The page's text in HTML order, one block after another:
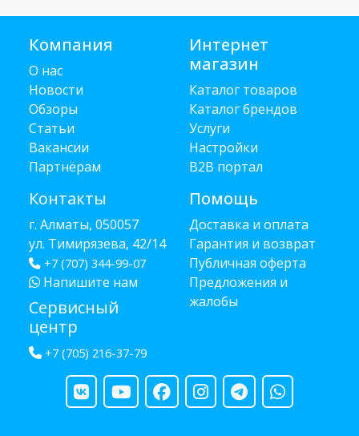
Компания
О нас
Новости
Обзоры
Статьи
Вакансии
Партнёрам
Контакты
г. Алматы, 050057
ул. Тимирязева, 42/14
+7 (707) 344-99-07
Напишите нам
Сервисный
центр
+7 (705) 216-37-79
Интернет
магазин
Каталог товаров
Каталог брендов
Услуги
Настройки
B2B портал
Помощь
Доставка и оплата
Гарантия и возврат
Публичная оферта
Предложения и
жалобы